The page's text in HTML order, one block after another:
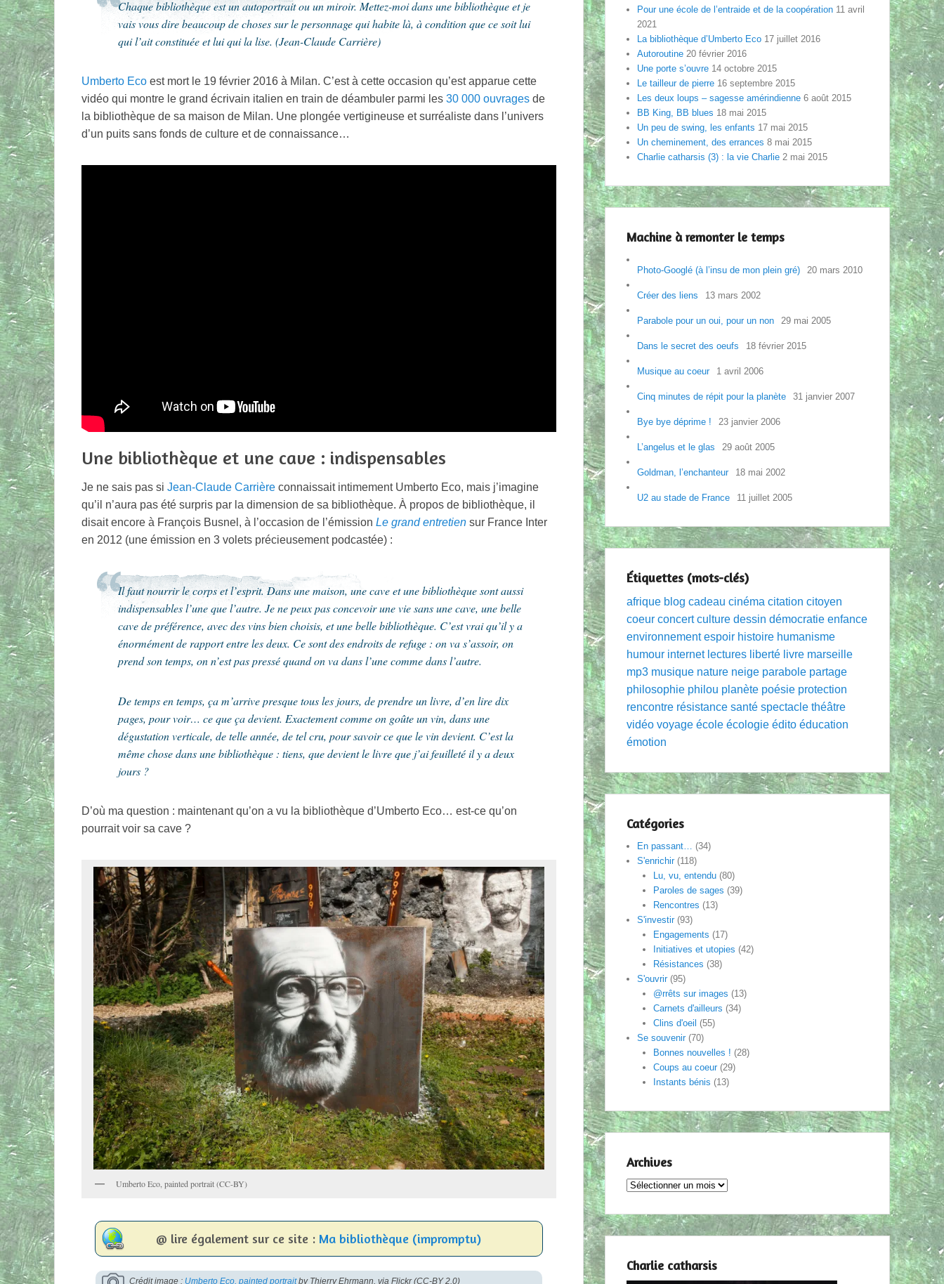
Chaque bibliothèque est un autoportrait ou un miroir. Mettez-moi dans une bibliothèque et je
vais vous dire beaucoup de choses sur le personnage qui habite là, à condition que ce soit lui
qui l’ait constituée et lui qui la lise. (Jean-Claude Carrière)
Umberto Eco est mort le 19 février 2016 à Milan. C’est à cette occasion qu’est apparue cette
vidéo qui montre le grand écrivain italien en train de déambuler parmi les 30 000 ouvrages de
la bibliothèque de sa maison de Milan. Une plongée vertigineuse et surréaliste dans l’univers
d’un puits sans fonds de culture et de connaissance…
Une bibliothèque et une cave : indispensables
Je ne sais pas si Jean-Claude Carrière connaissait intimement Umberto Eco, mais j’imagine
qu’il n’aura pas été surpris par la dimension de sa bibliothèque. À propos de bibliothèque, il
disait encore à François Busnel, à l’occasion de l’émission Le grand entretien sur France Inter
en 2012 (une émission en 3 volets précieusement podcastée) :
Il faut nourrir le corps et l’esprit. Dans une maison, une cave et une bibliothèque sont aussi
indispensables l’une que l’autre. Je ne peux pas concevoir une vie sans une cave, une belle
cave de préférence, avec des vins bien choisis, et une belle bibliothèque. C’est vrai qu’il y a
énormément de rapport entre les deux. Ce sont des endroits de refuge : on va s’assoir, on
prend son temps, on n’est pas pressé quand on va dans l’une comme dans l’autre.
De temps en temps, ça m’arrive presque tous les jours, de prendre un livre, d’en lire dix
pages, pour voir… ce que ça devient. Exactement comme on goûte un vin, dans une
dégustation verticale, de telle année, de tel cru, pour savoir ce que le vin devient. C’est la
même chose dans une bibliothèque : tiens, que devient le livre que j’ai feuilleté il y a deux
jours ?
D’où ma question : maintenant qu’on a vu la bibliothèque d’Umberto Eco… est-ce qu’on
pourrait voir sa cave ?
Umberto Eco, painted portrait (CC-BY)
@ lire également sur ce site : Ma bibliothèque (impromptu)
Crédit image: Umberto Eco, painted portraitby Thierry Ehrmann, via Flickr (CC-BY 2.0)
Pour une école de l’entraide et de la coopération 11 avril
2021
La bibliothèque d’Umberto Eco 17 juillet 2016
Autoroutine 20 février 2016
Une porte s’ouvre 14 octobre 2015
Le tailleur de pierre 16 septembre 2015
Les deux loups – sagesse amérindienne 6 août 2015
BB King, BB blues 18 mai 2015
Un peu de swing, les enfants 17 mai 2015
Un cheminement, des errances 8 mai 2015
Charlie catharsis (3) : la vie Charlie 2 mai 2015
Machine à remonter le temps
Photo-Googlé (à l’insu de mon plein gré) 20 mars 2010
Créer des liens 13 mars 2002
Parabole pour un oui, pour un non 29 mai 2005
Dans le secret des oeufs 18 février 2015
Musique au coeur 1 avril 2006
Cinq minutes de répit pour la planète 31 janvier 2007
Bye bye déprime ! 23 janvier 2006
L’angelus et le glas 29 août 2005
Goldman, l’enchanteur 18 mai 2002
U2 au stade de France 11 juillet 2005
Étiquettes (mots-clés)
afrique blog cadeau cinéma citation citoyen
coeur concert culture dessin démocratie enfance
environnement espoir histoire humanisme
humour internet lectures liberté livre marseille
mp3 musique nature neige parabole partage
philosophie philou planète poésie protection
rencontre résistance santé spectacle théâtre
vidéo voyage école écologie édito éducation
émotion
Catégories
En passant… (34)
S'enrichir(118)
Lu, vu, entendu(80)
Paroles de sages (39)
Rencontres (13)
S'investir(93)
Engagements (17)
Initiatives et utopies (42)
Résistances (38)
S'ouvrir(95)
@rrêts sur images (13)
Carnets d'ailleurs (34)
Clins d'oeil (55)
Se souvenir(70)
Bonnes nouvelles ! (28)
Coups au coeur(29)
Instants bénis (13)
Archives
Archives
Charlie catharsis